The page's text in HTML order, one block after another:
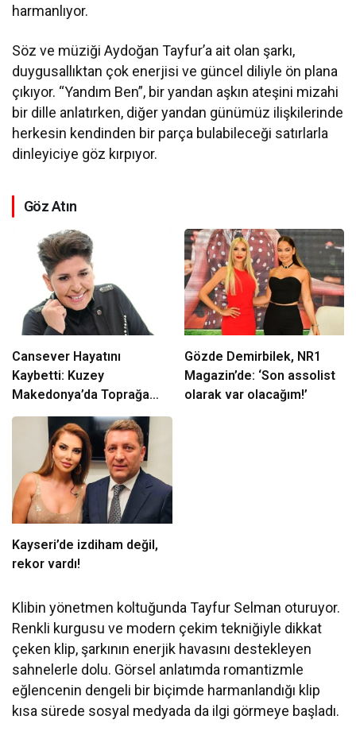
harmanlıyor.
Söz ve müziği Aydoğan Tayfur’a ait olan şarkı,
duygusallıktan çok enerjisi ve güncel diliyle ön plana
çıkıyor. “Yandım Ben”, bir yandan aşkın ateşini mizahi
bir dille anlatırken, diğer yandan günümüz ilişkilerinde
herkesin kendinden bir parça bulabileceği satırlarla
dinleyiciye göz kırpıyor.
Göz Atın
Cansever Hayatını
Kaybetti: Kuzey
Makedonya’da Toprağa
Verilecek
Gözde Demirbilek, NR1
Magazin’de: ‘Son assolist
olarak var olacağım!’
Kayseri’de izdiham değil,
rekor vardı!
Klibin yönetmen koltuğunda Tayfur Selman oturuyor.
Renkli kurgusu ve modern çekim tekniğiyle dikkat
çeken klip, şarkının enerjik havasını destekleyen
sahnelerle dolu. Görsel anlatımda romantizmle
eğlencenin dengeli bir biçimde harmanlandığı klip
kısa sürede sosyal medyada da ilgi görmeye başladı.